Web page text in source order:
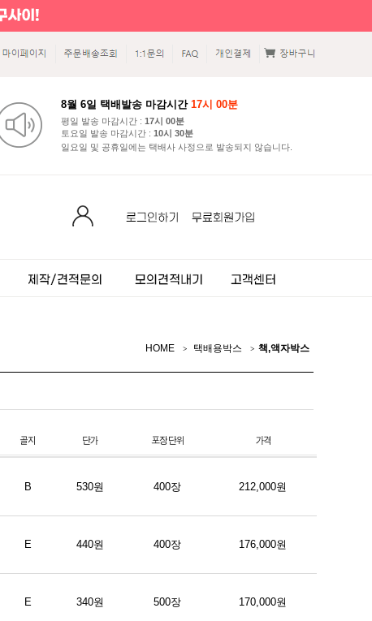
8월 6일 택배발송 마감시간 17시 00분
평일 발송 마감시간 : 17시 00분
토요일 발송 마감시간 : 10시 30분
일요일 및 공휴일에는 택배사 사정으로 발송되지 않습니다.
HOME 택배용박스 책,액자박스
B 530원 400장 212,000원
E 440원 400장 176,000원
E 340원 500장 170,000원